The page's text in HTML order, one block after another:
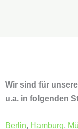
Wir sind für
u.a. in folgenden
Berlin, Hamburg,